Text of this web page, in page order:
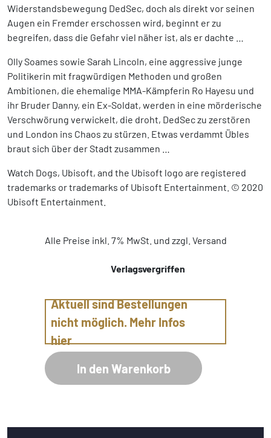
Widerstandsbewegung DedSec, doch als direkt vor seinen
Augen ein Fremder erschossen wird, beginnt er zu
begreifen, dass die Gefahr viel näher ist, als er dachte …
Olly Soames sowie Sarah Lincoln, eine aggressive junge
Politikerin mit fragwürdigen Methoden und großen
Ambitionen, die ehemalige MMA-Kämpferin Ro Hayesu und
ihr Bruder Danny, ein Ex-Soldat, werden in eine mörderische
Verschwörung verwickelt, die droht, DedSec zu zerstören
und London ins Chaos zu stürzen. Etwas verdammt Übles
braut sich über der Stadt zusammen …
Watch Dogs, Ubisoft, and the Ubisoft logo are registered
trademarks or trademarks of Ubisoft Entertainment. © 2020
Ubisoft Entertainment.
Alle Preise inkl. 7% MwSt. und zzgl. Versand
Verlagsvergriffen
Aktuell sind Bestellungen
nicht möglich. Mehr Infos
hier
In den Warenkorb